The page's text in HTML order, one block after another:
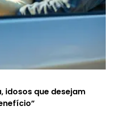
idosos que desejam